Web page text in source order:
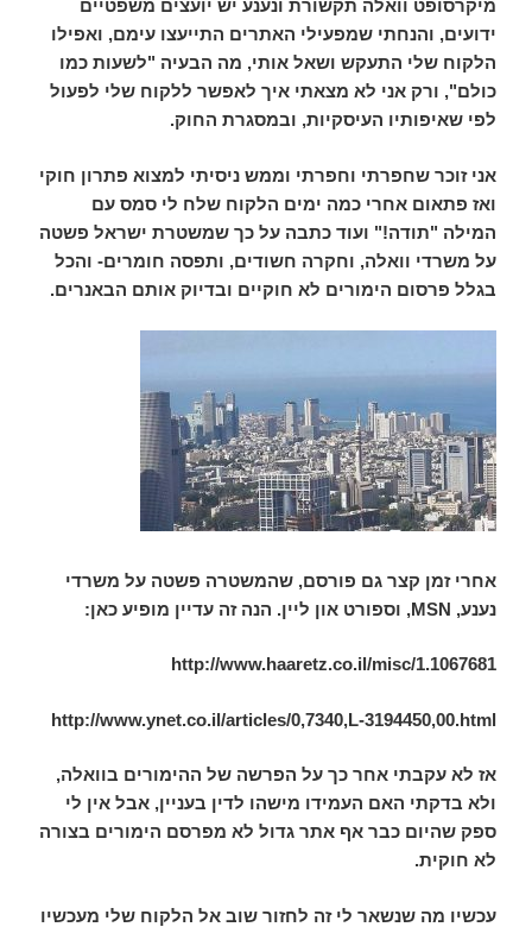
מיקרסופט וואלה תקשורת ונענע יש יועצים משפטיים
ידועים, והנחתי שמפעילי האתרים התייעצו עימם, ואפילו
הלקוח שלי התעקש ושאל אותי, מה הבעיה "לשעות כמו
כולם", ורק אני לא מצאתי איך לאפשר ללקוח שלי לפעול
לפי שאיפותיו העיסקיות, ובמסגרת החוק.
אני זוכר שחפרתי וחפרתי וממש ניסיתי למצוא פתרון חוקי
ואז פתאום אחרי כמה ימים הלקוח שלח לי סמס עם
המילה "תודה!" ועוד כתבה על כך שמשטרת ישראל פשטה
על משרדי וואלה, וחקרה חשודים, ותפסה חומרים- והכל
בגלל פרסום הימורים לא חוקיים ובדיוק אותם הבאנרים.
אחרי זמן קצר גם פורסם, שהמשטרה פשטה על משרדי
נענע, MSN, וספורט און ליין. הנה זה עדיין מופיע כאן:
http://www.haaretz.co.il/misc/1.1067681
http://www.ynet.co.il/articles/0,7340,L-3194450,00.html
אז לא עקבתי אחר כך על הפרשה של ההימורים בוואלה,
ולא בדקתי האם העמידו מישהו לדין בעניין, אבל אין לי
ספק שהיום כבר אף אתר גדול לא מפרסם הימורים בצורה
לא חוקית.
עכשיו מה שנשאר לי זה לחזור שוב אל הלקוח שלי מעכשיו